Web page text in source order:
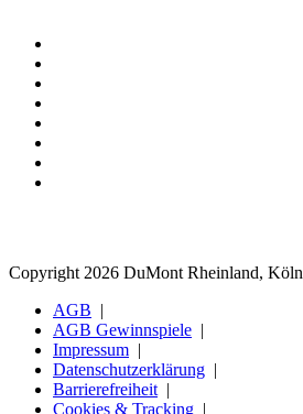
Copyright 2026 DuMont Rheinland, Köln
AGB
AGB Gewinnspiele
Impressum
Datenschutzerklärung
Barrierefreiheit
Cookies & Tracking